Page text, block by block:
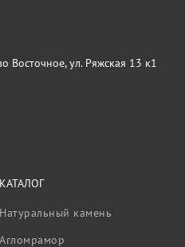
Восточное, ул. Ряжская 13 к1
КАТАЛОГ
Натуральный камень
Агломрамор